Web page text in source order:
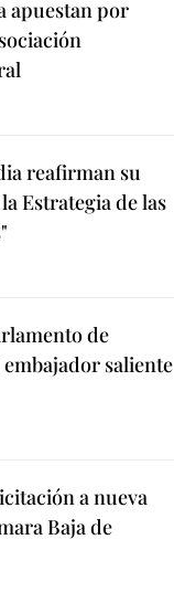
apuestan por
reafirman su
Estrategia de las
de
saliente
a nueva
Baja de